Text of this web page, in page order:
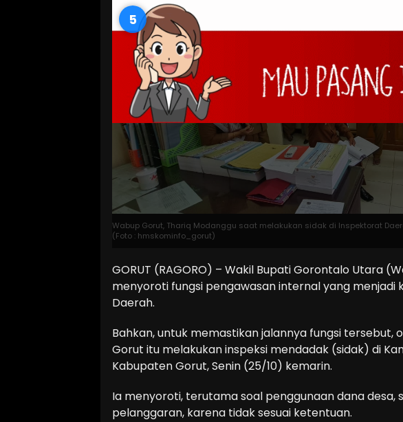
4
Wabup Gorut, Thariq Modanggu saat melakukan sidak di Inspektorat
(Foto : hmskominfo_gorut)
GORUT (RAGORO) – Wakil Bupati Gorontalo Utara
menyoroti fungsi pengawasan internal yang menjadi
Daerah.
Bahkan, untuk memastikan jalannya fungsi tersebut,
Gorut itu melakukan inspeksi mendadak (sidak) di
Kabupaten Gorut, Senin (25/10) kemarin.
Ia menyoroti, terutama soal penggunaan dana desa,
pelanggaran, karena tidak sesuai ketentuan.